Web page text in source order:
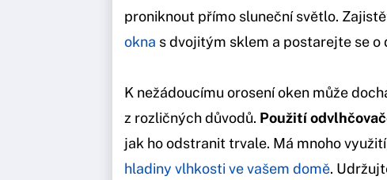
proniknout přímo sluneční světlo.
okna s dvojitým sklem a postarejte se o
K nežádoucímu orosení oken může
z rozličných důvodů. Použití
jak ho odstranit trvale. Má mnoho
hladiny vlhkosti ve vašem domě.